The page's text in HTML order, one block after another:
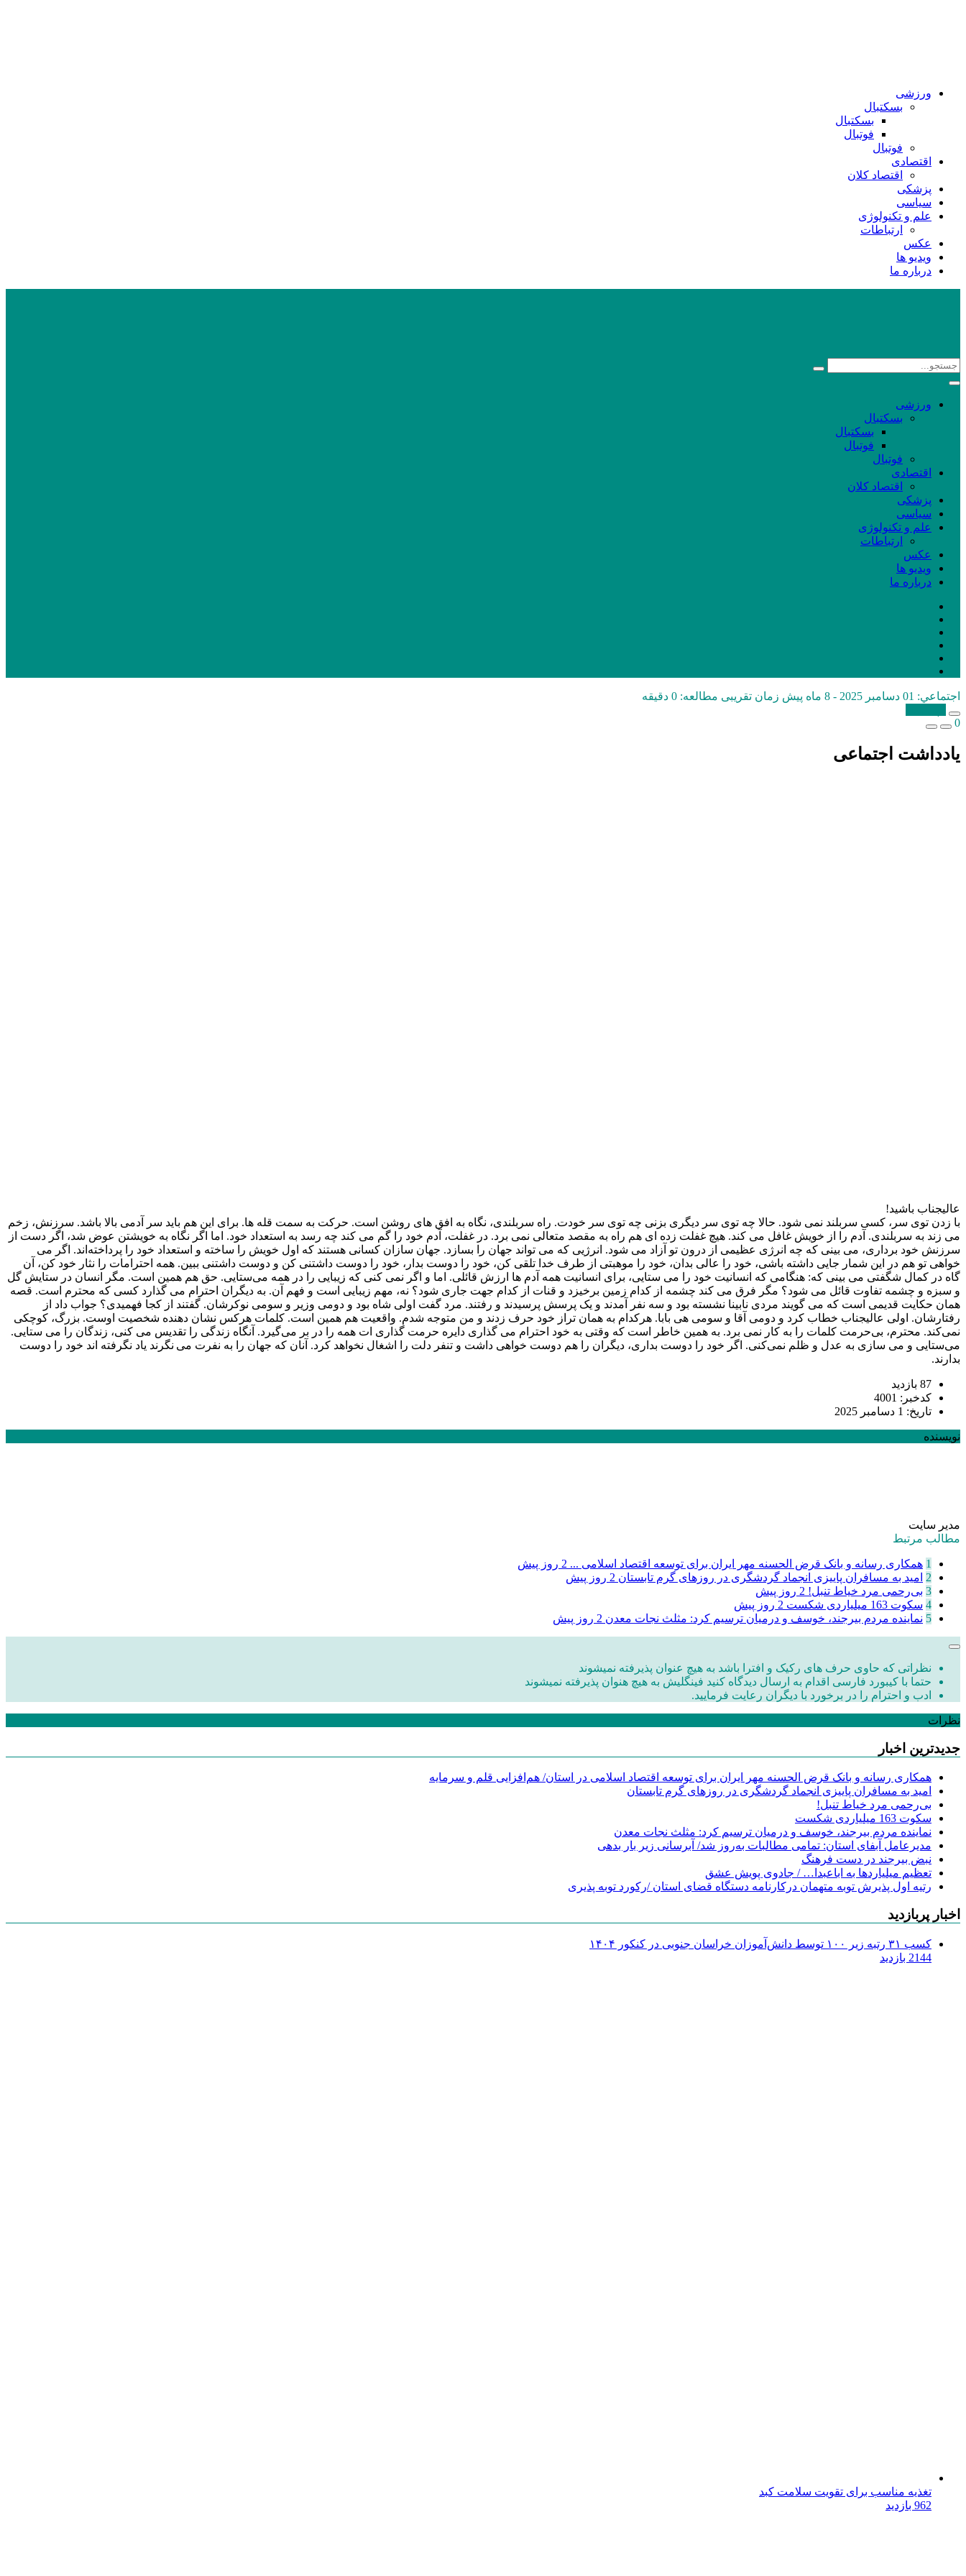
ورزشی
بسکتبال
بسکتبال
فوتبال
فوتبال
اقتصادی
اقتصاد کلان
پزشکی
سیاسی
علم و تکنولوژی
ارتباطات
عکس
ویدیو ها
درباره ما
ورزشی
بسکتبال
بسکتبال
فوتبال
فوتبال
اقتصادی
اقتصاد کلان
پزشکی
سیاسی
علم و تکنولوژی
ارتباطات
عکس
ویدیو ها
درباره ما
اجتماعي: 01 دسامبر 2025 - 8 ماه پیش
زمان تقریبی مطالعه: 0 دقیقه
0
یادداشت اجتماعی
عالیجناب باشید!
با زدن توی سر، کسی سربلند نمی شود. حالا چه توی سر دیگری بزنی چه توی سر خودت. راه سربلندی، نگاه به افق های روشن است. حرکت به سمت قله ها. برای این هم باید سر آدمی بالا باشد. سرزنش، زخم
می زند به سربلندی. آدم را از خویش غافل می کند. هیچ غفلت زده ای هم راه به مقصد متعالی نمی برد. در غفلت، آدم خود را گم می کند چه رسد به استعداد خود. اما اگر نگاه به خویشتن عوض شد، اگر دست از
سرزنش خود برداری، می بینی که چه انرژی عظیمی از درون تو آزاد می شود. انرژیی که می تواند جهان را بسازد. جهان سازان کسانی هستند که اول خویش را ساخته و استعداد خود را پرداخته‌اند. اگر می
خواهی تو هم در این شمار جایی داشته باشی، خود را عالی بدان، خود را موهبتی از طرف خدا تلقی کن، خود را دوست بدار، خود را دوست داشتنی کن و دوست داشتنی ببین. همه احترامات را نثار خود کن، آن
گاه در کمال شگفتی می بینی که: هنگامی که انسانیت خود را می ستایی، برای انسانیت همه آدم ها ارزش قائلی. اما و اگر نمی کنی که زیبایی را در همه می‌ستایی. حق هم همین است. مگر انسان در ستایش گل
و سبزه و چشمه تفاوت قائل می شود؟ مگر فرق می کند چشمه از کدام زمین برخیزد و قنات از کدام جهت جاری شود؟ نه، مهم زیبایی است و فهم آن. به دیگران احترام می گذارد کسی که محترم است. قصه
همان حکایت قدیمی است که می گویند مردی نابینا نشسته بود و سه نفر آمدند و یک پرسش پرسیدند و رفتند. مرد گفت اولی شاه بود و دومی وزیر و سومی نوکرشان. گفتند از کجا فهمیدی؟ جواب داد از
رفتارشان. اولی عالیجناب خطاب کرد و دومی آقا و سومی هی بابا. هرکدام به همان تراز خود حرف زدند و من متوجه شدم. واقعیت هم همین است. کلمات هرکس نشان دهنده شخصیت اوست. بزرگ، کوچکی
نمی‌کند. محترم، بی‌حرمت کلمات را به کار نمی برد. به همین خاطر است که وقتی به خود احترام می گذاری دایره حرمت گذاری ات همه را در بر می‌گیرد. آنگاه زندگی را تقدیس می کنی، زندگان را می ستایی.
می‌ستایی و می سازی به عدل و ظلم نمی‌کنی. اگر خود را دوست بداری، دیگران را هم دوست خواهی داشت و تنفر دلت را اشغال نخواهد کرد. آنان که جهان را به نفرت می نگرند یاد نگرفته اند خود را دوست
بدارند.
87 بازدید
کدخبر: 4001
تاریخ: 1 دسامبر 2025
نویسنده
مدیر سایت
مطالب مرتبط
1 همکاری رسانه و بانک قرض الحسنه مهر ایران برای توسعه اقتصاد اسلامی ... 2 روز پیش
2 امید به مسافران پاییزی انجماد گردشگری در روزهای گرم تابستان 2 روز پیش
3 ‌بی‌رحمی مرد خیاط تنبل! 2 روز پیش
4 سکوت 163 میلیاردی شکست
2 روز پیش
5 نماینده مردم بیرجند، خوسف و درمیان ترسیم کرد: مثلث نجات معدن 2 روز پیش
نظراتی که حاوی حرف های رکیک و افترا باشد به هیچ عنوان پذیرفته نمیشوند
حتما با کیبورد فارسی اقدام به ارسال دیدگاه کنید فینگلیش به هیچ هنوان پذیرفته نمیشوند
ادب و احترام را در برخورد با دیگران رعایت فرمایید.
نظرات
جدیدترین اخبار
همکاری رسانه و بانک قرض الحسنه مهر ایران برای توسعه اقتصاد اسلامی در استان/ هم‌افزایی قلم و سرمایه
امید به مسافران پاییزی انجماد گردشگری در روزهای گرم تابستان
‌بی‌رحمی مرد خیاط تنبل!
سکوت 163 میلیاردی شکست
نماینده مردم بیرجند، خوسف و درمیان ترسیم کرد: مثلث نجات معدن
مدیرعامل آبفای استان: تمامی مطالبات به‌روز شد/ آبرسانی زیر بار بدهی
نبض بیرجند در دست فرهنگ
تعظیم میلیاردها به اباعبدا… / جادوی پویش عشق
رتیه اول پذیرش توبه متهمان درکارنامه دستگاه قضای استان /رکورد توبه پذیری
اخبار پربازدید
کسب ۳۱ رتبه زیر ۱۰۰ توسط دانش‌آموزان خراسان جنوبی در کنکور ۱۴۰۴
2144 بازدید
تغذیه مناسب برای تقویت سلامت کبد
962 بازدید